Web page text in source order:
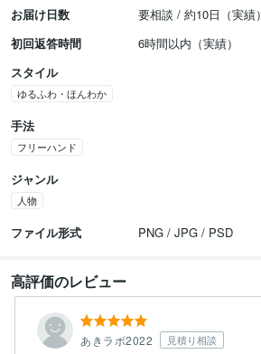
お届け日数
要相談 / 約10日（実績）
初回返答時間
6時間以内（実績）
スタイル
ゆるふわ・ほんわか
手法
フリーハンド
ジャンル
人物
ファイル形式 PNG / JPG / PSD
高評価のレビュー
あきラボ2022 見積り相談